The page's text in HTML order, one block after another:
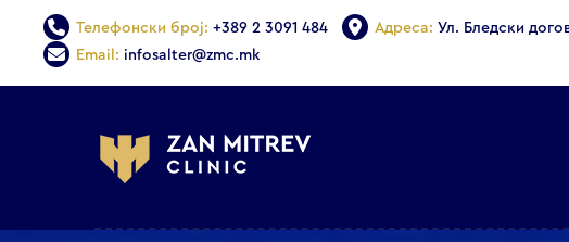
Телефонски број: +389 2 3091 484 Адреса: Ул. Бледски
Email: infosalter@zmc.mk